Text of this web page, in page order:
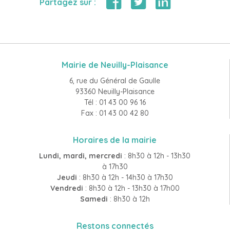
Partagez sur :
Mairie de Neuilly-Plaisance
6, rue du Général de Gaulle
93360 Neuilly-Plaisance
Tél : 01 43 00 96 16
Fax : 01 43 00 42 80
Horaires de la mairie
Lundi, mardi, mercredi : 8h30 à 12h - 13h30
à 17h30
Jeudi : 8h30 à 12h - 14h30 à 17h30
Vendredi : 8h30 à 12h - 13h30 à 17h00
Samedi : 8h30 à 12h
Restons connectés